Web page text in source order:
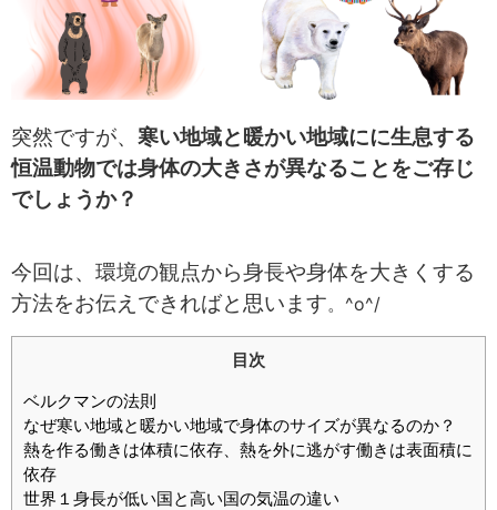
突然ですが、 寒い地域と暖かい地域にに生息する
恒温動物では身体の大きさが異なることをご存じ
でしょうか？
今回は、環境の観点から身長や身体を大きくする
方法をお伝えできればと思います。^o^/
目次
ベルクマンの法則
なぜ寒い地域と暖かい地域で身体のサイズが異なるのか？
熱を作る働きは体積に依存、熱を外に逃がす働きは表面積に
依存
世界１身長が低い国と高い国の気温の違い